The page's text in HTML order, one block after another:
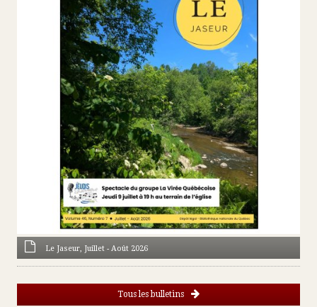
Le Jaseur, Juillet - Août 2026
Tous les bulletins